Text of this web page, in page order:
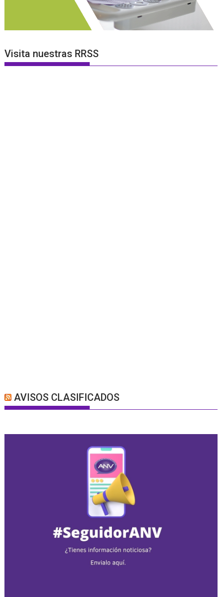
Visita nuestras RRSS
AVISOS CLASIFICADOS